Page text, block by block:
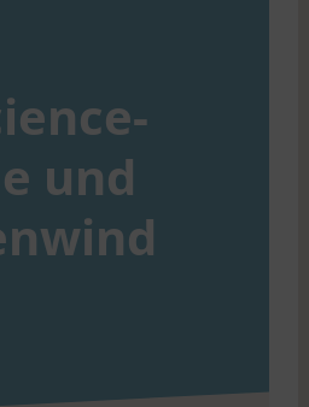
und